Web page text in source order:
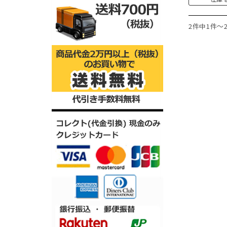
2件中1件～